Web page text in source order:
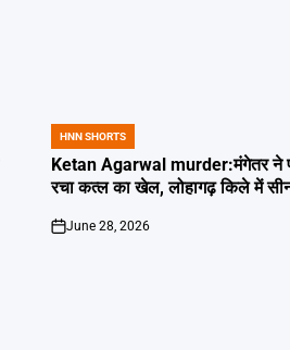
POSTED
IN
HNN SHORTS
Ketan Agarwal murder:मंगेतर ने
रचा कत्ल का खेल, लोहागढ़ किले में
on
June 28, 2026